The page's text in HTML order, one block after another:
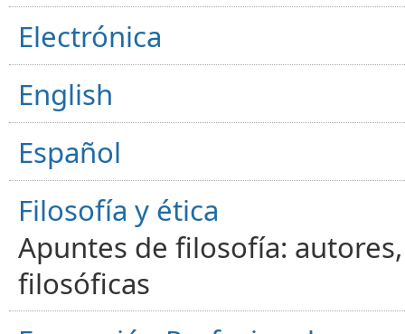
Electrónica
English
Español
Filosofía y ética
Apuntes de filosofía:
filosóficas